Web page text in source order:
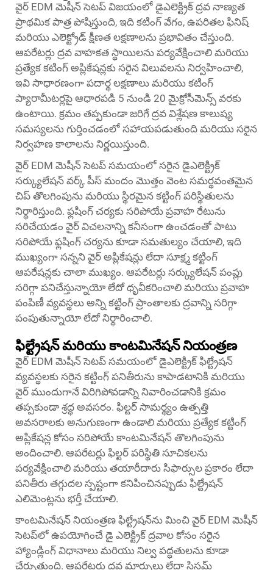
వైర్ EDM మెషీన్ సెటప్ విజయంలో డైఎలెక్ట్రిక్ ద్రవ నాణ్యత
ప్రాథమిక పాత్ర పోషిస్తుంది, ఇది కటింగ్ వేగం, ఉపరితల ఫినిష్
మరియు ఎలెక్ట్రోడ్ క్షీణత లక్షణాలను ప్రభావితం చేస్తుంది.
ఆపరేటర్లు ద్రవ వాహకత స్థాయిలను పర్యవేక్షించాలి మరియు
ప్రత్యేక కటింగ్ అప్లికేషన్లకు సరైన విలువలను నిర్వహించాలి,
ఇవి సాధారణంగా పదార్థ లక్షణాలు మరియు కటింగ్
ప్యారామీటర్లపై ఆధారపడి 5 నుండి 20 మైక్రోసీమెన్స్ వరకు
ఉంటాయి. క్రమం తప్పకుండా జరిగే ద్రవ విశ్లేషణ కాలుష్య
సమస్యలను గుర్తించడంలో సహాయపడుతుంది మరియు సరైన
నిర్వహణ కాలాలను నిర్ణయిస్తుంది.
వైర్ EDM మెషీన్ సెటప్ సమయంలో సరైన డైఎలెక్ట్రిక్
సర్క్యులేషన్ వర్క్ పీస్ మందం మొత్తం వెంట సమర్థవంతమైన
చిప్ తొలగింపును మరియు స్థిరమైన కట్టింగ్ పరిస్థితులను
నిర్ధారిస్తుంది. ఫ్లషింగ్ చర్యకు సరిపోయే ప్రవాహ రేటును
సరిచేయడం వైర్ విచలనాన్ని కనీసంగా ఉంచడంతో పాటు
సరిపోయే ఫ్లషింగ్ చర్యను కూడా సమతుల్యం చేయాలి, ఇది
ముఖ్యంగా సన్నని వైర్ అప్లికేషన్లు లేదా సూక్ష్మ కట్టింగ్
ఆపరేషన్లకు చాలా ముఖ్యం. ఆపరేటర్లు సర్క్యులేషన్ పంప్లు
సరిగ్గా పనిచేస్తున్నాయో లేదో ధృవీకరించాలి మరియు ప్రవాహ
పంపిణీ వ్యవస్థలు అన్ని కట్టింగ్ ప్రాంతాలకు ద్రవాన్ని సరిగ్గా
పంపుతున్నాయో లేదో నిర్ధారించాలి.
ఫిల్ట్రేషన్ మరియు కాంటమినేషన్ నియంత్రణ
వైర్ EDM మెషీన్ సెటప్ సమయంలో డైఎలెక్ట్రిక్ ఫిల్ట్రేషన్
వ్యవస్థలకు సరైన కట్టింగ్ పనితీరును కాపాడటానికి మరియు
వైర్ ముందుగానే విరిగిపోవడాన్ని నివారించడానికి క్రమం
తప్పకుండా శ్రద్ధ అవసరం. ఫిల్టర్ సామర్థ్యం ఉత్పత్తి
అవసరాలకు అనుగుణంగా ఉండాలి మరియు ప్రత్యేక కట్టింగ్
అప్లికేషన్ల కోసం సరిపోయే కాంటమినేషన్ తొలగింపును
అందించాలి. ఆపరేటర్లు ఫిల్టర్ పరిస్థితి సూచికలను
పర్యవేక్షించాలి మరియు తయారీదారు సిఫార్సుల ప్రకారం లేదా
పనితీరు తగ్గుదల స్పష్టంగా కనిపించినప్పుడు ఫిల్ట్రేషన్
ఎలిమెంట్లను భర్తీ చేయాలి.
కాంటమినేషన్ నియంత్రణ ఫిల్ట్రేషన్‌ను మించి వైర్ EDM మెషీన్
సెటప్‌లో ఉపయోగించే డై ఎలెక్ట్రిక్ ద్రవాల కోసం సరైన
హ్యాండ్లింగ్ విధానాలు మరియు నిల్వ పద్ధతులను కూడా
చేర్చుతుంది. ఆపరేటర్లు ద్రవ మార్పులు లేదా సిస్టమ్